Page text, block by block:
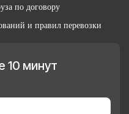
по договору
и правил перевозки
10 минут